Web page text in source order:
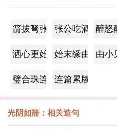
箭拔弩张 张公吃酒李公醉
醉怒
洒心更始 始末缘由 由小
璧合珠连 连篇累牍
光阴如箭：相关造句